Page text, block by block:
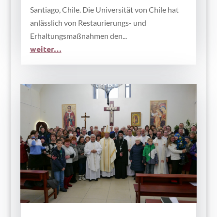
Santiago, Chile. Die Universität von Chile hat
anlässlich von Restaurierungs- und
Erhaltungsmaßnahmen den...
weiter…